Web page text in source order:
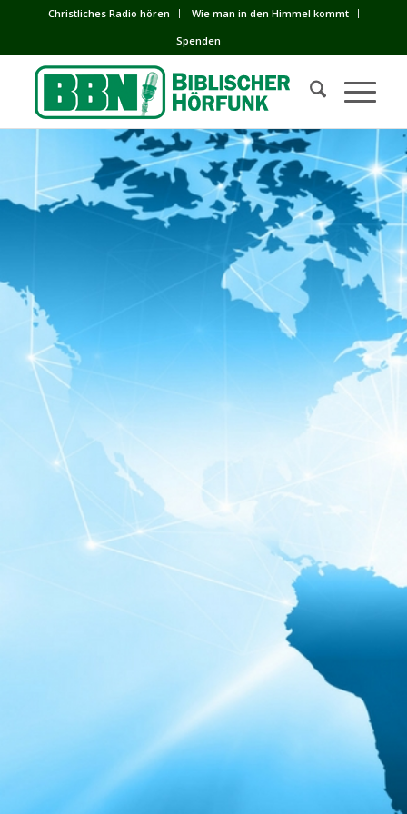
Сhristliches Radio hören
Wie man in den Himmel kommt
Spenden